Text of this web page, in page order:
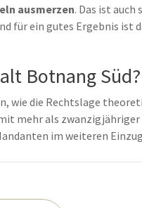
ausmerzen. Das ist
für ein gutes Ergebnis ist
Botnang
wie die Rechtslage
mehr als
im weiteren